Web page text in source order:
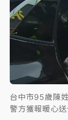
台中市95歲陳
警方獲報暖心